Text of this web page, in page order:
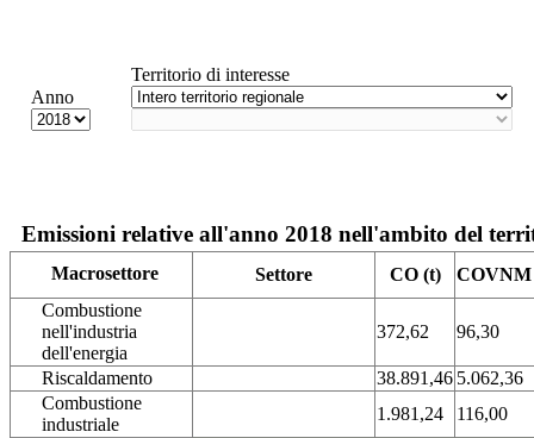
Anno
Territorio di interesse
Emissioni relative all'anno 2018 nell'ambito del
Macrosettore Settore CO (t)
COVNM
Combustione
nell'industria
dell'energia
372,62 96,30
Riscaldamento 38.891,46 5.062,36
Combustione
industriale
1.981,24
116,00